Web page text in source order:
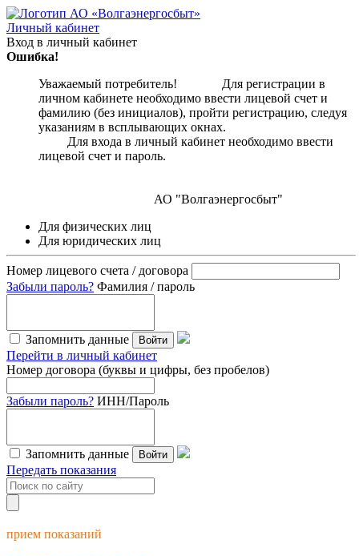
Личный кабинет
Вход в личный кабинет
Ошибка!
Уважаемый потребитель! Для регистрации в
личном кабинете необходимо ввести лицевой счет и
фамилию (без инициалов), пройти регистрацию, следуя
указаниям в всплывающих окнах.
Для входа в личный кабинет необходимо ввести
лицевой счет и пароль.
АО "Волгаэнергосбыт"
Для физических лиц
Для юридических лиц
Номер лицевого счета / договора
Забыли пароль? Фамилия / пароль
Запомнить данные Войти
Перейти в личный кабинет
Номер договора (буквы и цифры, без пробелов)
Забыли пароль? ИНН/Пароль
Запомнить данные Войти
Передать показания
прием показаний